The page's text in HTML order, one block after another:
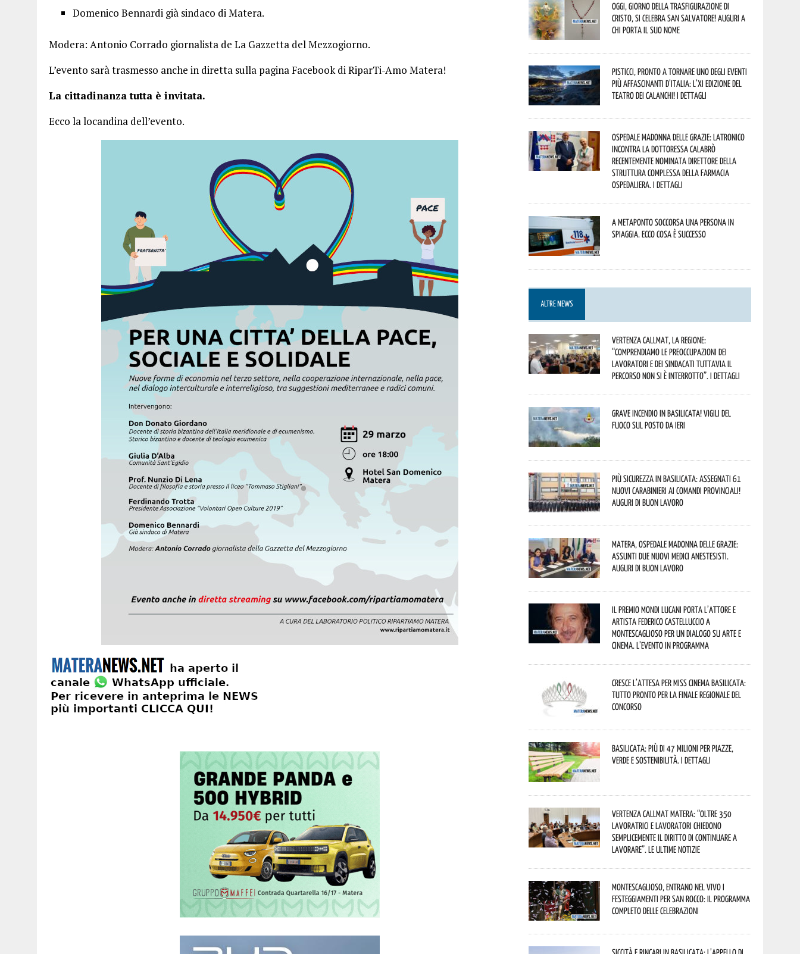
Domenico Bennardi già sindaco di Matera.
Modera: Antonio Corrado giornalista de La Gazzetta del Mezzogiorno.
L’evento sarà trasmesso anche in diretta sulla pagina Facebook di RiparTi-Amo Matera!
La cittadinanza tutta è invitata.
Ecco la locandina dell’evento.
Oggi, giorno della Trasfigurazione di
Cristo, si celebra San Salvatore! Auguri a
chi porta il suo nome
Pisticci, pronto a tornare uno degli eventi
più affascinanti d’Italia: l’XI edizione del
Teatro dei Calanchi! I dettagli
Ospedale Madonna delle Grazie: Latronico
incontra la dottoressa Calabrò
recentemente nominata Direttore della
Struttura Complessa della Farmacia
Ospedaliera. I dettagli
A Metaponto soccorsa una persona in
spiaggia. Ecco cosa è successo
ALTRE NEWS
Vertenza CallMat, la Regione:
“comprendiamo le preoccupazioni dei
lavoratori e dei sindacati tuttavia il
percorso non si è interrotto”. I dettagli
Grave incendio in Basilicata! Vigili del
fuoco sul posto da ieri
Più sicurezza in Basilicata: assegnati 61
nuovi Carabinieri ai Comandi provinciali!
Auguri di buon lavoro
Matera, Ospedale Madonna delle Grazie:
assunti due nuovi medici anestesisti.
Auguri di buon lavoro
Il Premio Mondi Lucani porta l’attore e
artista Federico Castelluccio a
Montescaglioso per un dialogo su arte e
cinema. L’evento in programma
Cresce l’attesa per Miss Cinema Basilicata:
tutto pronto per la finale regionale del
concorso
Basilicata: più di 47 milioni per piazze,
verde e sostenibilità. I dettagli
Vertenza CallMat Matera: “Oltre 350
lavoratrici e lavoratori chiedono
semplicemente il diritto di continuare a
lavorare”. Le ultime notizie
Montescaglioso, entrano nel vivo i
festeggiamenti per San Rocco: il programma
completo delle celebrazioni